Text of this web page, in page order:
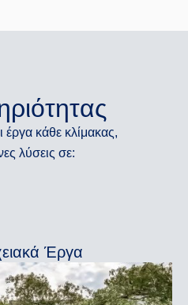
έργα κάθε κλίμακας,
λύσεις σε:
Έργα